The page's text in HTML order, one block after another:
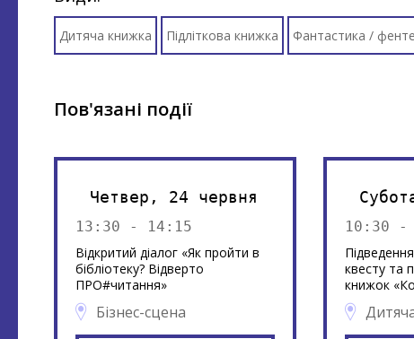
Дитяча книжка Підліткова книжка Фантастика /
Пов'язані події
Четвер, 24 червня
13:30 - 14:15
Відкритий діалог «Як пройти в
бібліотеку? Відверто
ПРО#читання»
Бізнес-сцена
10:30 -
квесту та
книжок